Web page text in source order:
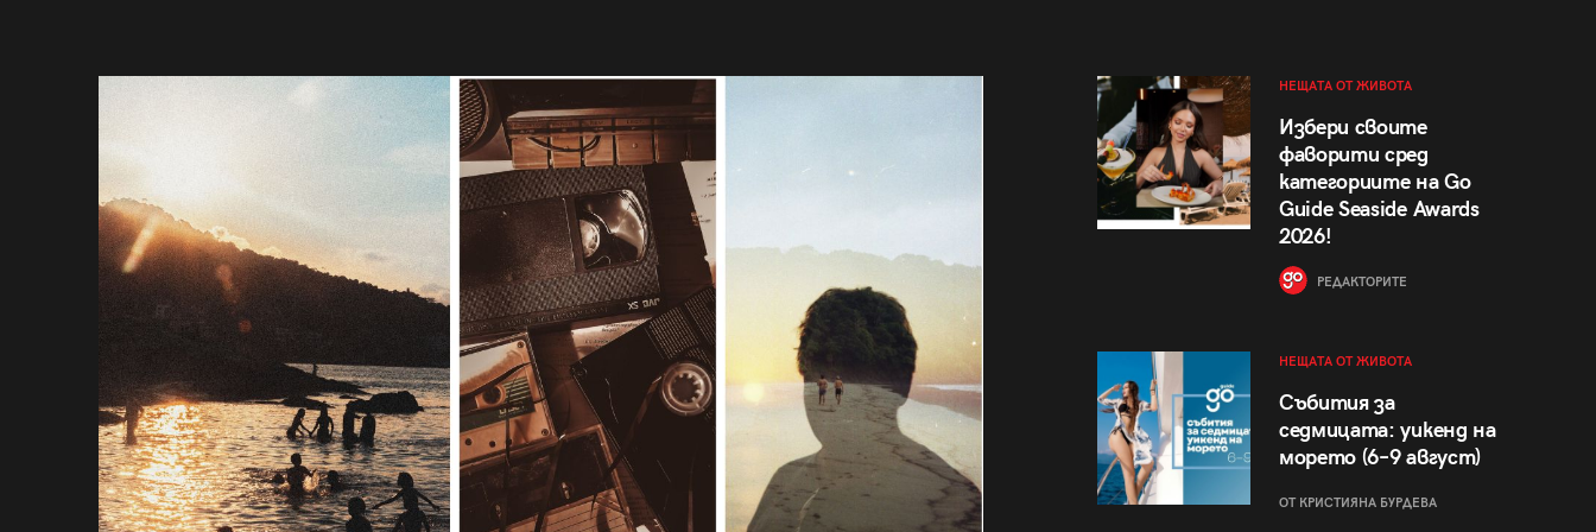
НЕЩАТА ОТ ЖИВОТА
Избери своите
фаворити сред
категориите на Go
Guide Seaside Awards
2026!
РЕДАКТОРИТЕ
НЕЩАТА ОТ ЖИВОТА
Събития за
седмицата: уикенд на
морето (6–9 август)
ОТ КРИСТИЯНА БУРДЕВА